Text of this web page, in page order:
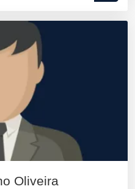
Oliveira